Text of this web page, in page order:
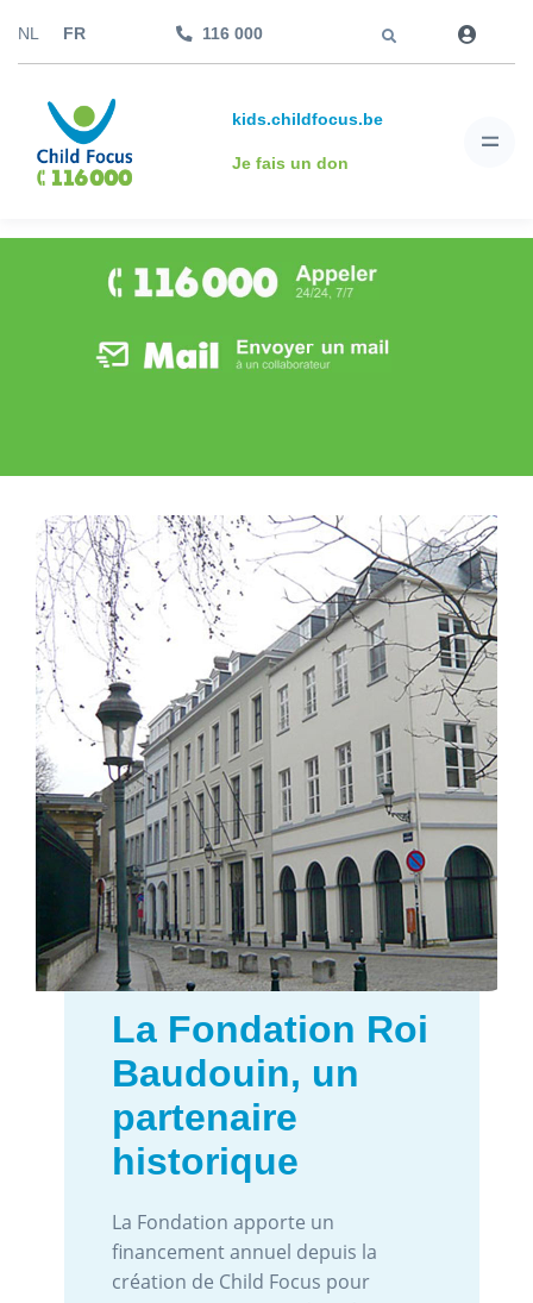
NL FR 116 000
kids.childfocus.be
Je fais un don
La Fondation Roi
Baudouin, un
partenaire
historique
La Fondation apporte un
financement annuel depuis la
création de Child Focus pour